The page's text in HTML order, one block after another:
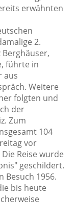
erwähnten
2.
führte in
aus
Weitere
folgten und
der
Zum
104
vor
Reise wurde
geschildert.
Besuch 1956.
bis heute